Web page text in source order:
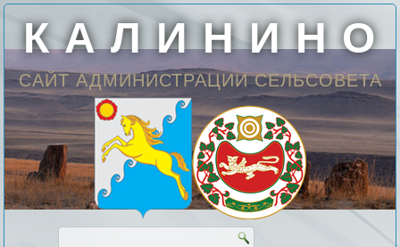
К А Л И Н И Н О
САЙТ АДМИНИСТРАЦИИ СЕЛЬСОВЕТА